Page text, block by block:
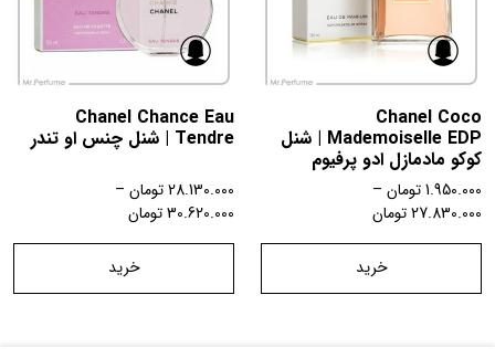
Chanel Coco
Mademoiselle EDP | شنل
کوکو مادمازل ادو پرفیوم
1.950.000تومان –
27.830.000تومان
خرید
Chanel Chance Eau
Tendre | شنل چنس او تندر
28.130.000تومان –
30.620.000تومان
خرید